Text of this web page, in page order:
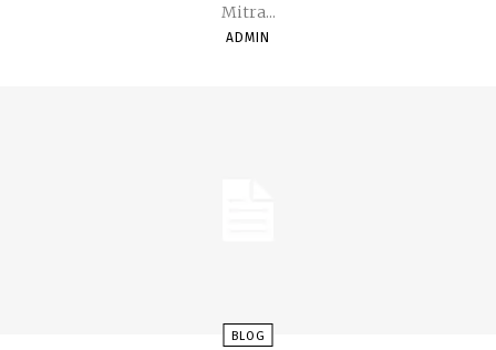
Mitra...
ADMIN
BLOG